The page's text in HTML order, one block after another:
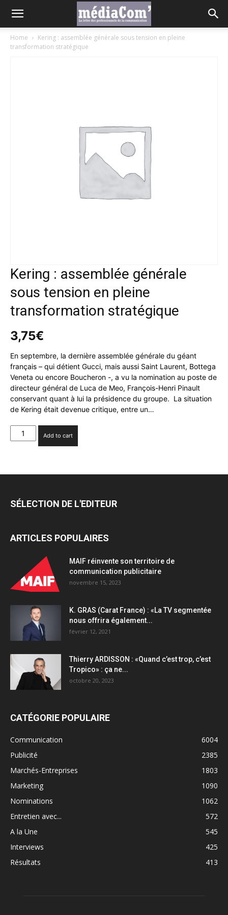
Home
Kering : assemblée générale sous tension en pleine
transformation stratégique
Kering : assemblée générale
sous tension en pleine
transformation stratégique
3,75€
En septembre, la dernière assemblée générale du géant
français – qui détient Gucci, mais aussi Saint Laurent, Bottega
Veneta ou encore Boucheron -, a vu la nomination au poste de
directeur général de Luca de Meo, François-Henri Pinault
conservant quant à lui la présidence du groupe. La situation
de Kering était devenue critique, entre un…
Kering
:
sous
pleine
quantity
Add to cart
SÉLECTION DE L'EDITEUR
ARTICLES POPULAIRES
MAIF réinvente son territoire de
communication publicitaire
novembre 15, 2023
K. GRAS (Carat France) : «La TV segmentée
nous offrira également...
février 12, 2021
Thierry ARDISSON : «Quand c’est trop, c’est
Tropico» : ça ne...
octobre 20, 2023
CATÉGORIE POPULAIRE
Communication
6004
Publicité
2385
Marchés-Entreprises
1803
Marketing
1090
Nominations
1062
Entretien avec...
572
A la Une
545
Interviews
425
Résultats
413